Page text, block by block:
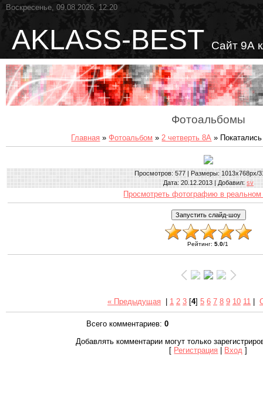
Воскресенье, 09.08.2026, 12:20
AKLASS-BEST Сайт 9А
Фотоальбомы
Главная »Фотоальбом »2 четверть 8А »
Просмотров: 577 | Размеры: 1013x768px/
Дата: 20.12.2013 | Добавил: sv
Просмотреть фотографию в реальном
Рейтинг:5.0/1
« Предыдущая 1 2 3 [4] 5 6 7 8 9 10 11
Всего комментариев: 0
Добавлять комментарии могут только
[ Регистрация | Вход ]